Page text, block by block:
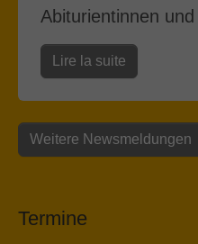
Abiturientinnen
Lire la suite
Weitere Newsmeldungen
Termine